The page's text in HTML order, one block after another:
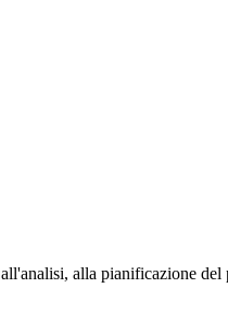
alla pianificazione